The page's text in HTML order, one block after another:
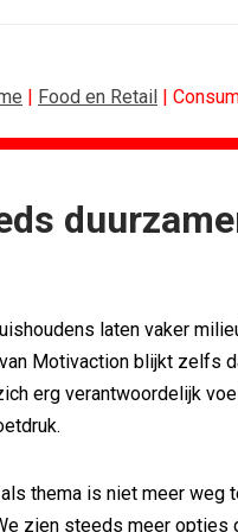
| Food en Retail |
laten vaker
Motivaction blijkt zelfs
erg verantwoordelijk
thema is niet meer weg
zien steeds meer opties
voor Ster...
blijft...
RTV